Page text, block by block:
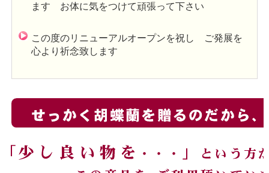
ます お体に気をつけて頑張って下さい
この度のリニューアルオープンを祝し ご発展を
心より祈念致します